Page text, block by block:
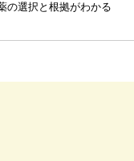
の選択と根拠がわかる